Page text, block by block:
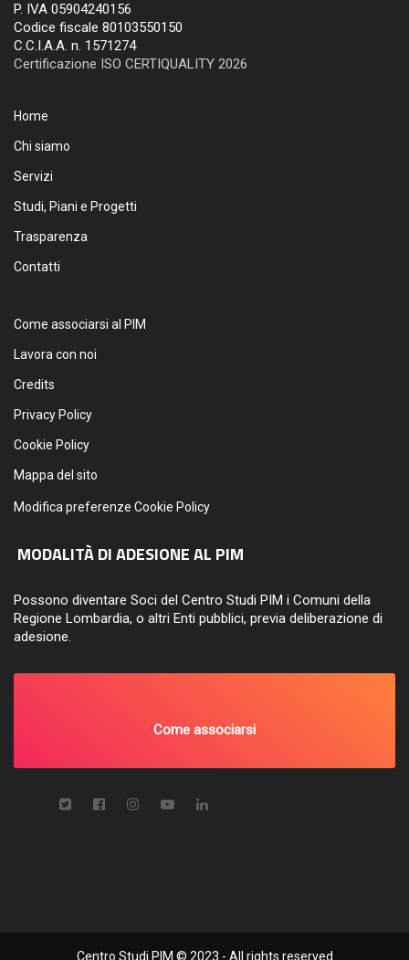
P. IVA 05904240156
Codice fiscale 80103550150
C.C.I.A.A. n. 1571274
Certificazione ISO CERTIQUALITY 2026
Home
Chi siamo
Servizi
Studi, Piani e Progetti
Trasparenza
Contatti
Come associarsi al PIM
Lavora con noi
Credits
Privacy Policy
Cookie Policy
Mappa del sito
Modifica preferenze Cookie Policy
MODALITÀ DI ADESIONE AL PIM
Possono diventare Soci del Centro Studi PIM i Comuni della
Regione Lombardia, o altri Enti pubblici, previa deliberazione di
adesione.
Come associarsi
Centro Studi PIM © 2023 - All rights reserved